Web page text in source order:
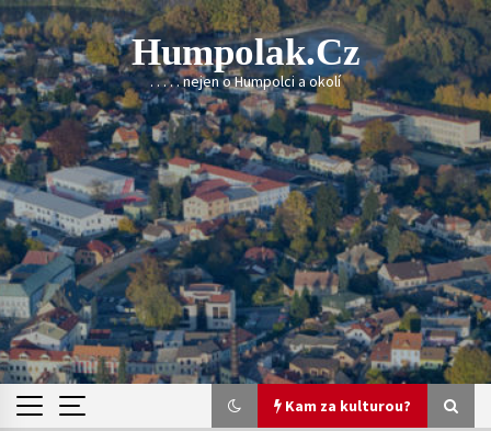
Skip
to
content
Humpolak.cz
. . . . . nejen o Humpolci a okolí
Kam za kulturou?